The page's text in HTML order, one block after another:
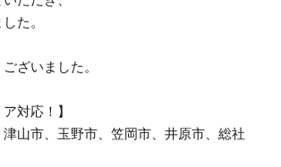
た。
ざいました。
対応！】
山市、玉野市、笠岡市、井原市、総社